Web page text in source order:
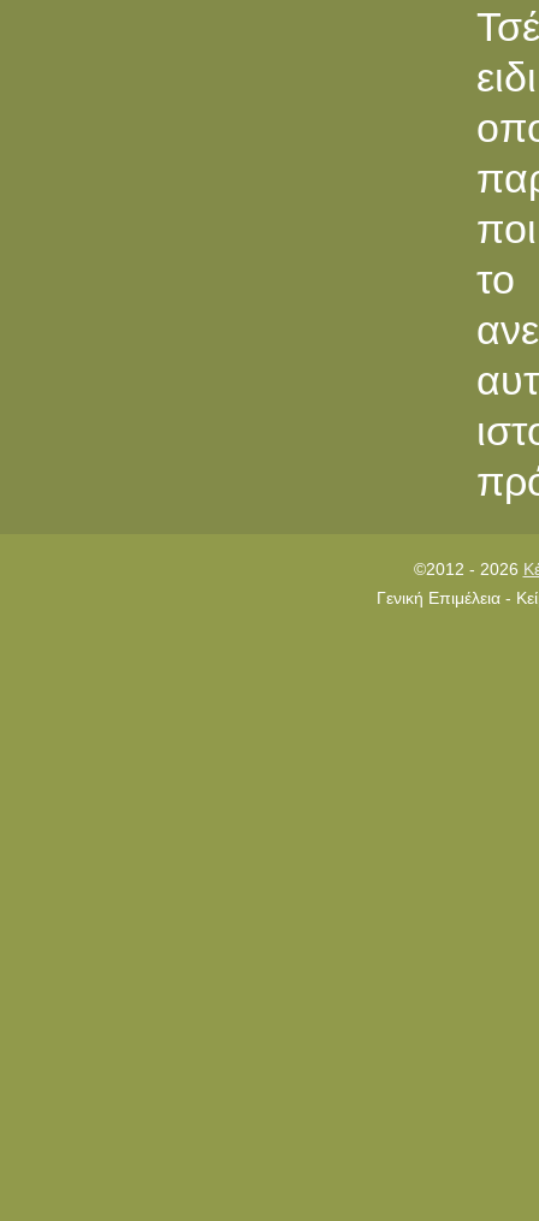
το
©2012 - 2026
Γενική Επιμέλεια -